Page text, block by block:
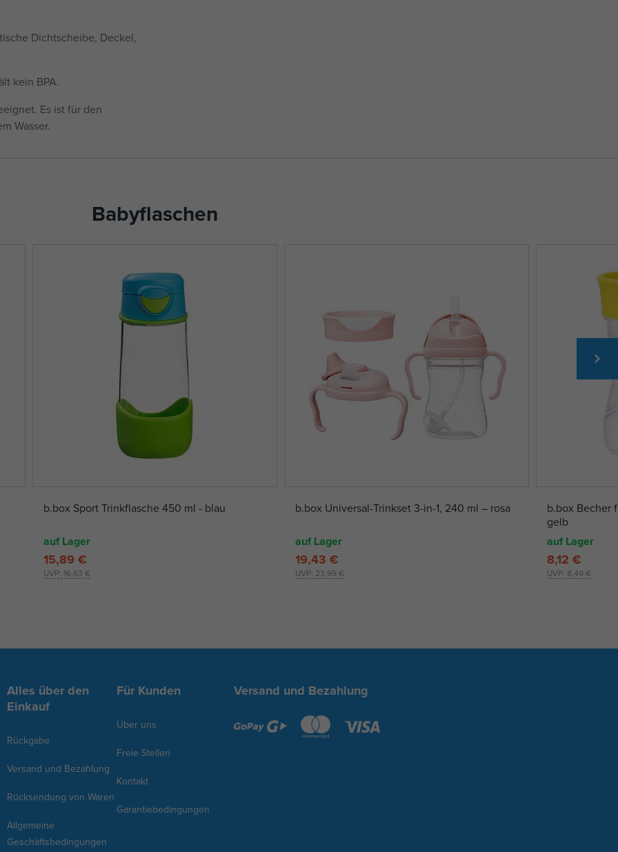
Dichtscheibe, Deckel,
kein BPA.
Es ist für den
Wasser.
Babyflaschen
b.box Sport Trinkflasche 450 ml - blau
auf Lager
UVP: 16,63 €
15,89 €
b.box Universal-Trinkset 3-in-1, 240 ml – rosa
auf Lager
UVP: 23,99 €
19,43 €
b.box Becher
gelb
auf Lager
UVP: 8,49 €
8,12 €
Alles über den
Einkauf
Rückgabe
Versand und Bezahlung
Rücksendung von Waren
Allgemeine
Geschäftsbedingungen
Für Kunden
Über uns
Freie Stellen
Kontakt
Garantiebedingungen
Versand und Bezahlung